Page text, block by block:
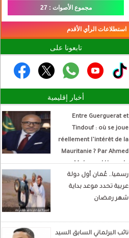
مجموع الأصوات : 27
استطلاعات الرأي الأقدم
تابعونا على
أخبار إقليمية
Entre Guerguerat et
Tindouf : où se joue
réellement l’intérêt de la
Mauritanie ? Par Ahmed
Mohamed Hamada
Écrivain et analyste
politique
رسميا.. عُمان أول دولة
عربية تحدد موعد بداية
شهر رمضان
نائب البرلماني السابق السيد